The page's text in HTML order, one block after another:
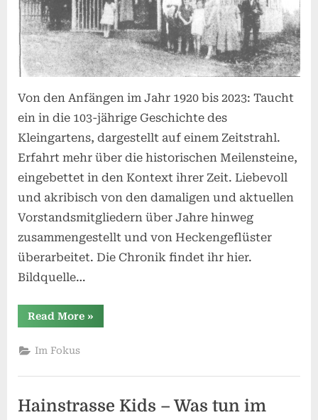
Von den Anfängen im Jahr 1920 bis 2023: Taucht
ein in die 103-jährige Geschichte des
Kleingartens, dargestellt auf einem Zeitstrahl.
Erfahrt mehr über die historischen Meilensteine,
eingebettet in den Kontext ihrer Zeit. Liebevoll
und akribisch von den damaligen und aktuellen
Vorstandsmitgliedern über Jahre hinweg
zusammengestellt und von Heckengeflüster
überarbeitet. Die Chronik findet ihr hier.
Bildquelle…
Read More“103
Jahre
»
Im Fokus
Hainstrasse Kids – Was tun im